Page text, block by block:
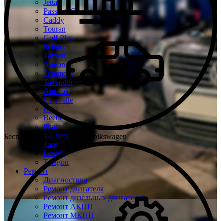
Jetta
Passat CC
Caddy
Touran
Golf Plus
Scirocco
Tayron
Arteon
Teramont
Tavendor
Amarok
Caravelle
Bora
Beetle
Phaeton
T-Cross
Taos
Lavida
Talagon
Ремонт
Диагностика
Ремонт двигателя
Ремонт дизельных двигателей
Ремонт АКПП
Ремонт МКПП
Бесплатная диагностика Volkswagen